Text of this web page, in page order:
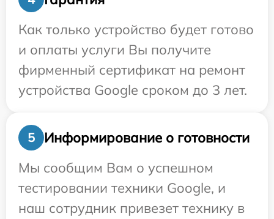
Как только устройство будет готово
и оплаты услуги Вы получите
фирменный сертификат на ремонт
устройства Google сроком до 3 лет.
5
Информирование о готовности
Мы сообщим Вам о успешном
тестировании техники Google, и
наш сотрудник привезет технику в